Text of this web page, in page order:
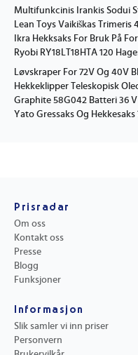
Multifunkcinis Irankis Sodui
Lean Toys Vaikiškas Trimeris
Ikra Hekksaks For Bruk På
Løvskraper For 72V Og 40V
Graphite 58G042 Batteri 36 V
Yato Gressaks Og Hekkesaks
Prisradar
Om oss
Kontakt oss
Presse
Blogg
Funksjoner
Informasjon
Slik samler vi inn priser
Personvern